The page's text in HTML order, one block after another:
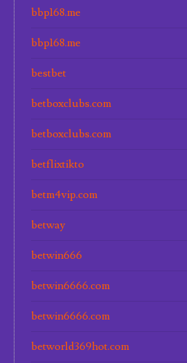
bbp168.me
bbp168.me
bestbet
betboxclubs.com
betboxclubs.com
betflixtikto
betm4vip.com
betway
betwin666
betwin6666.com
betwin6666.com
betworld369hot.com